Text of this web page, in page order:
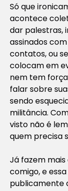
Só que
acontece
dar palestras,
assinados
contatos, ou
colocam em
nem tem
falar sobre
sendo
militância.
visto não é
quem precisa
Já fazem
comigo, e
publicamente